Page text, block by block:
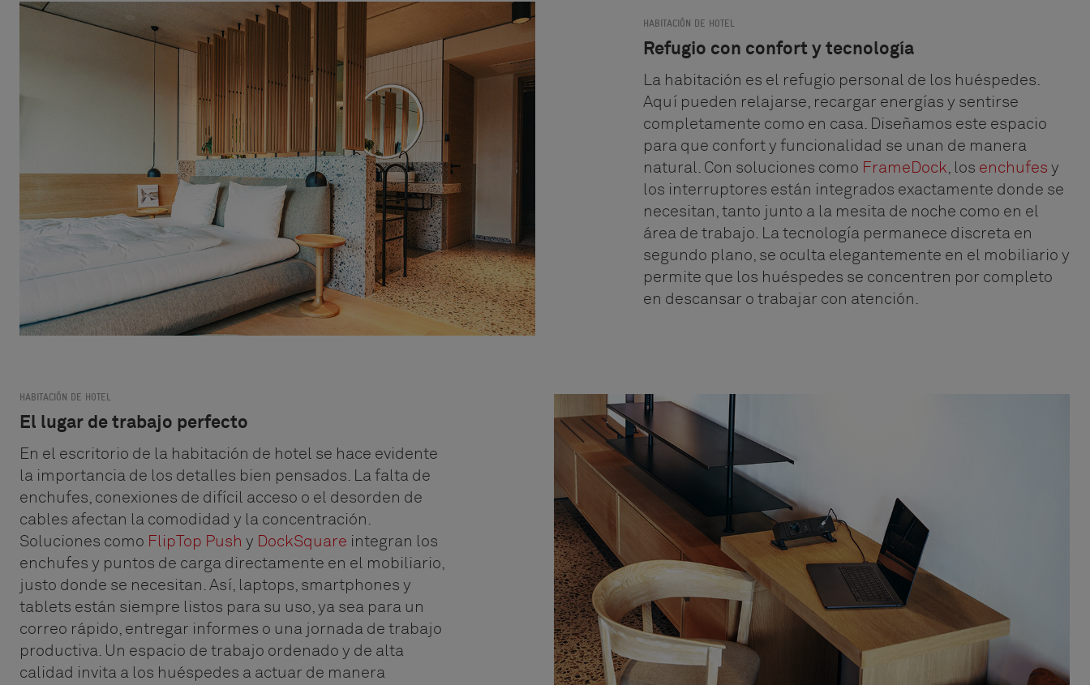
HABITACIÓN DE HOTEL
Refugio con confort y tecnología
La habitación es el refugio personal de los huéspedes.
Aquí pueden relajarse, recargar energías y sentirse
completamente como en casa. Diseñamos este espacio
para que confort y funcionalidad se unan de manera
natural. Con soluciones como FrameDock, los enchufes y
los interruptores están integrados exactamente donde se
necesitan, tanto junto a la mesita de noche como en el
área de trabajo. La tecnología permanece discreta en
segundo plano, se oculta elegantemente en el mobiliario y
permite que los huéspedes se concentren por completo
en descansar o trabajar con atención.
HABITACIÓN DE HOTEL
El lugar de trabajo perfecto
En el escritorio de la habitación de hotel se hace evidente
la importancia de los detalles bien pensados. La falta de
enchufes, conexiones de difícil acceso o el desorden de
cables afectan la comodidad y la concentración.
Soluciones como FlipTop Push y DockSquare integran los
enchufes y puntos de carga directamente en el mobiliario,
justo donde se necesitan. Así, laptops, smartphones y
tablets están siempre listos para su uso, ya sea para un
correo rápido, entregar informes o una jornada de trabajo
productiva. Un espacio de trabajo ordenado y de alta
calidad invita a los huéspedes a actuar de manera